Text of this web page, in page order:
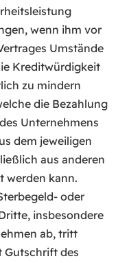
wenn ihm vor
Umstände
Kreditwürdigkeit
zu mindern
die Bezahlung
Unternehmens
dem jeweiligen
aus anderen
werden kann.
oder
insbesondere
ab, tritt
Gutschrift des